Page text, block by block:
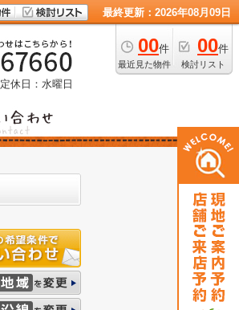
最終更新：2026年08月09日
00件
最近見た物件
00件
検討リスト
定休日：水曜日